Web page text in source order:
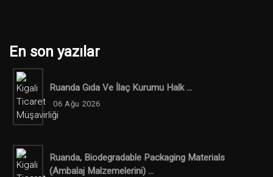
En son yazılar
Ruanda Gıda Ve İlaç Kurumu Halk ...
06 Ağu 2026
Ruanda, Biodegradable Packaging Materials
(ambalaj Malzemelerini) ...